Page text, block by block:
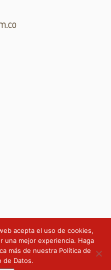
reservados.
acepta el uso de cookies,
una mejor experiencia. Haga
más de nuestra Política de
de Datos.